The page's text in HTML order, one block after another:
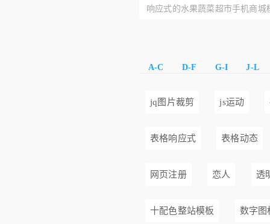
响应式的水果蔬菜超市手机商城
A-C D-F G-I J-L
jq图片裁剪 js运动
表格响应式 表格动态
网页注册 恋人 透
十配色整站模板 数字图